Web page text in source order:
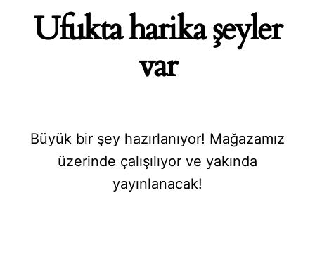
Ufukta harika şeyler
var
Büyük bir şey hazırlanıyor! Mağazamız
üzerinde çalışılıyor ve yakında
yayınlanacak!